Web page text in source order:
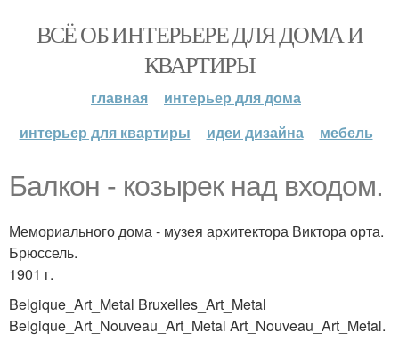
ВСЁ ОБ ИНТЕРЬЕРЕ ДЛЯ ДОМА И
КВАРТИРЫ
главная
интерьер для дома
интерьер для квартиры
идеи дизайна мебель
Балкон - козырек над входом.
Мемориального дома - музея архитектора Виктора орта.
Брюссель.
1901 г.
Belgique_Art_Metal Bruxelles_Art_Metal
Belgique_Art_Nouveau_Art_Metal Art_Nouveau_Art_Metal.